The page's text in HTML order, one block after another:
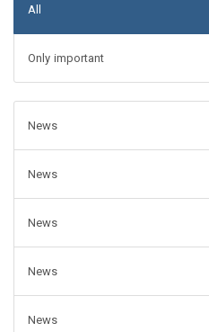
All
Only important
News
News
News
News
News